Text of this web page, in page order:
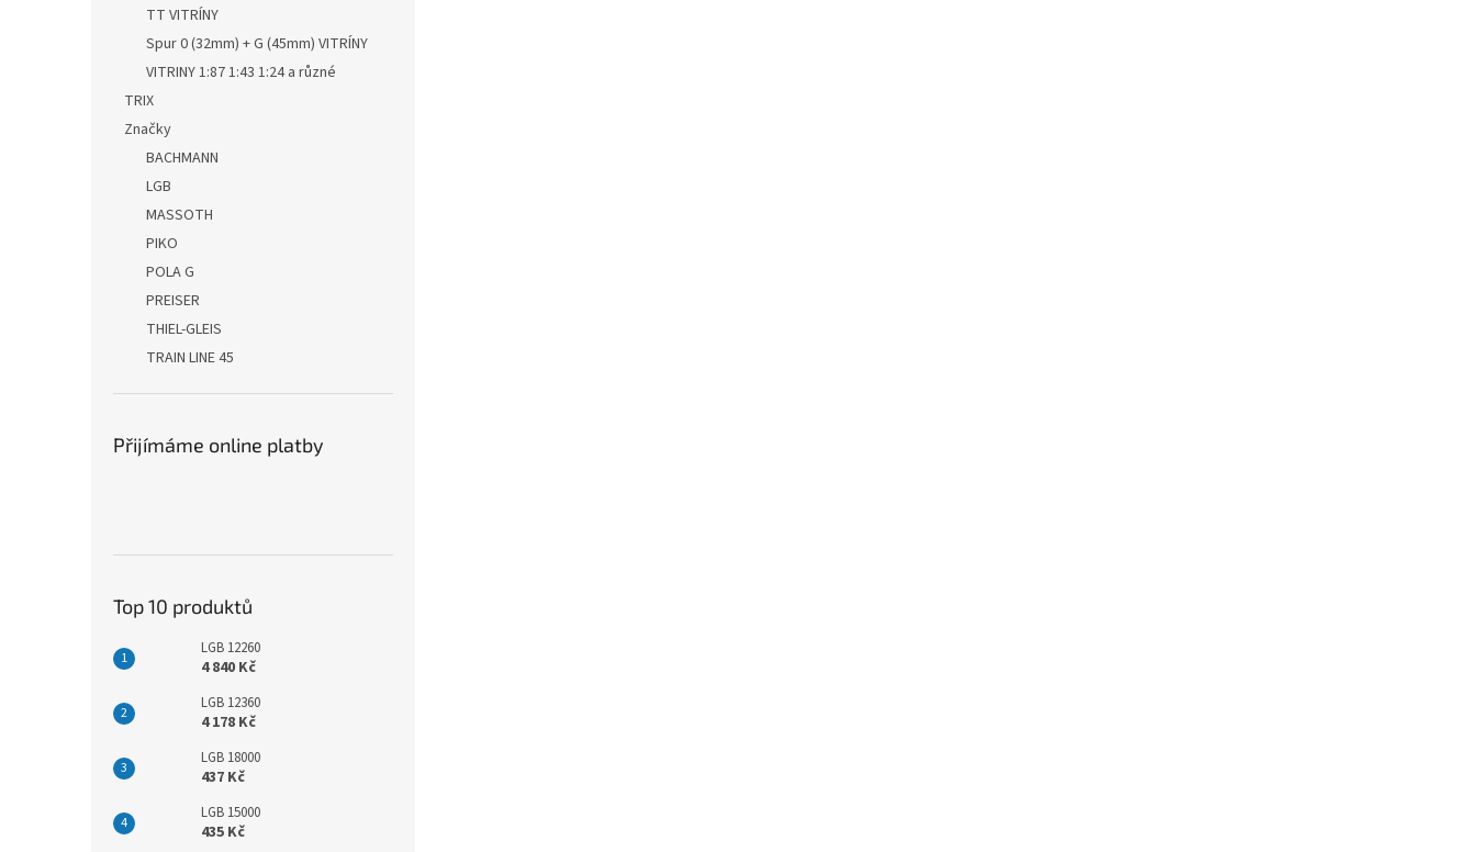
TT VITRÍNY
Spur 0 (32mm) + G (45mm) VITRÍNY
VITRINY 1:87 1:43 1:24 a různé
TRIX
Značky
BACHMANN
LGB
MASSOTH
PIKO
POLA G
PREISER
THIEL-GLEIS
TRAIN LINE 45
Přijímáme online platby
Top 10 produktů
LGB 12260
4 840 Kč
LGB 12360
4 178 Kč
LGB 18000
437 Kč
LGB 15000
435 Kč